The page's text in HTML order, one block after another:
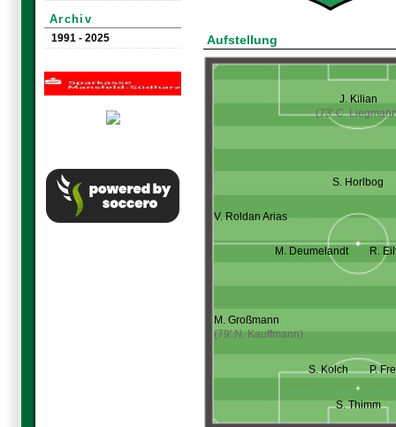
Archiv
1991 - 2025 Aufstellung
J. Kilian
(73' C.
S. Horlbog
V. Roldan Arias
M. Deumelandt R.
M. Großmann
(79' N. Kauffmann)
S. Kolch P.
S. Thimm